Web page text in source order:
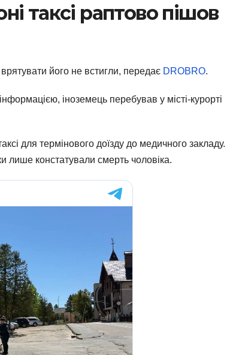
таксі раптово пішов
його не встигли, передає DROBRO.
іноземець перебував у місті-курорті
для термінового доїзду до медичного закладу.
лише констатували смерть чоловіка.